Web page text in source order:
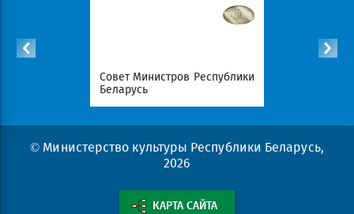
Совет Министров Республики
Беларусь
© Министерство культуры Республики Беларусь,
2026
КАРТА САЙТА